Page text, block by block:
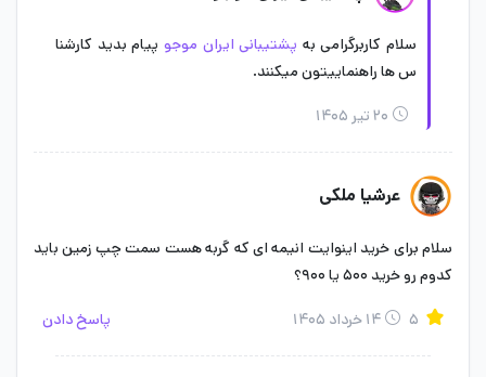
سلام کاربرگرامی به پشتیبانی ایران موجو پیام بدید کارشنا
س ها راهنماییتون میکنند.
۲۰ تیر ۱۴۰۵
عرشیا ملکی
سلام برای خرید اینوایت انیمه ای که گربه هست سمت چپ زمین باید
کدوم رو خرید ۵۰۰ یا ۹۰۰؟
۱۴ خرداد ۱۴۰۵ پاسخ دادن